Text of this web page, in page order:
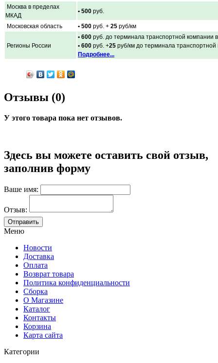
Москва в пределах
МКАД
• 500 руб.
Московская область • 500 руб. + 25 руб/км
Регионы России
• 600 руб. до терминала транспортной компании
• 600 руб. +25 руб/км до терминала
Подробнее...
Отзывы (0)
У этого товара пока нет отзывов.
Здесь вы можете оставить свой отзыв,
заполнив форму
Ваше имя:
Отзыв:
Меню
Новости
Доставка
Оплата
Возврат товара
Политика конфиденциальности
Сборка
О Магазине
Каталог
Контакты
Корзина
Карта сайта
Категории